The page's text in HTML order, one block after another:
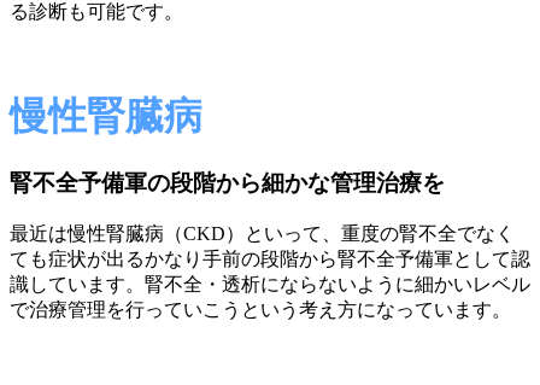
る診断も可能です。
慢性腎臓病
腎不全予備軍の段階から細かな管理治療を
最近は慢性腎臓病（CKD）といって、重度の腎不全でなく
ても症状が出るかなり手前の段階から腎不全予備軍として認
識しています。腎不全・透析にならないように細かいレベル
で治療管理を行っていこうという考え方になっています。